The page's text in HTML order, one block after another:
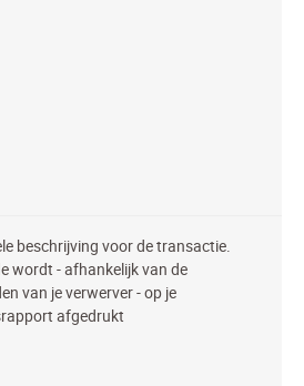
beschrijving voor de transactie.
wordt - afhankelijk van de
van je verwerver - op je
afgedrukt